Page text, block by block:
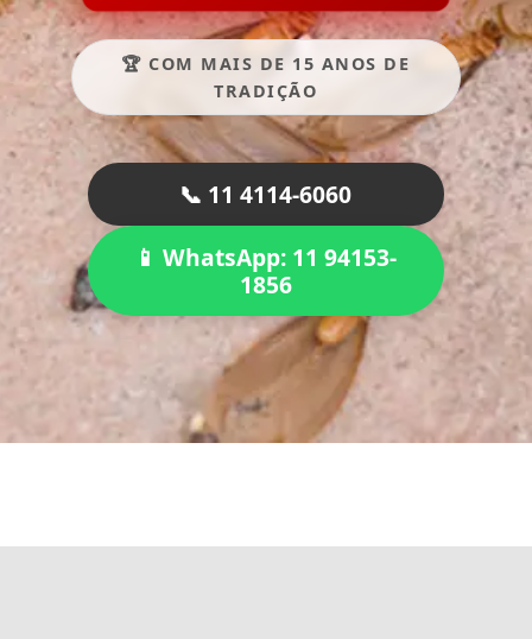
🏆 COM MAIS DE 15 ANOS DE
TRADIÇÃO
📞 11 4114-6060
📱 WhatsApp: 11 94153-
1856